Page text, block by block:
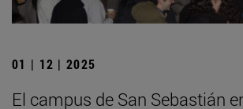
01 | 12 | 2025
El campus de San Sebastián